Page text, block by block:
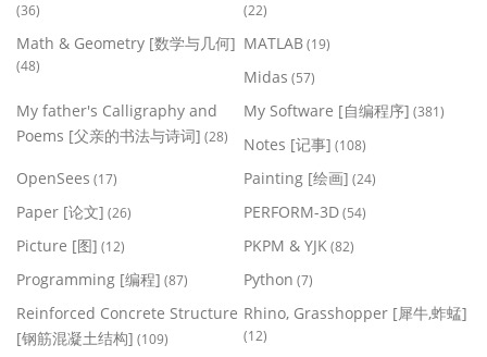
(36) (22)
Math & Geometry [数学与几何]
(48)
MATLAB(19)
Midas (57)
My father's Calligraphy and
Poems [父亲的书法与诗词] (28)
My Software [自编程序] (381)
Notes [记事] (108)
OpenSees (17) Painting [绘画] (24)
Paper [论文] (26) PERFORM-3D(54)
Picture [图] (12) PKPM & YJK(82)
Programming [编程] (87) Python (7)
Reinforced Concrete Structure
[钢筋混凝土结构] (109)
Rhino, Grasshopper [犀牛,蚱蜢]
(12)